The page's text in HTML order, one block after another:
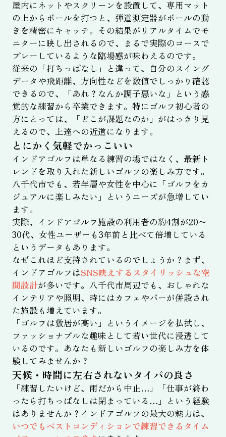
屋内にネットやスクリーンを設置して、専用マット
の上からボールを打つと、弾道測定器がボールの動
きを精密にキャッチ。その結果がリアルタイムでモ
ニターに映し出されるので、まるで実際のコースで
プレーしているような臨場感が味わえるのです。
従来の「打ちっぱなし」と違って、自分のスイング
データや飛距離、方向性などを数値でしっかり確認
できるので、「あれ？なんか調子悪いな」という感
覚的な練習から卒業できます。特にゴルフ初心者の
方にとっては、「どこが課題なのか」がはっきり見
えるので、上達への近道になります。
とにかく気軽でかっこいい
インドアゴルフは単なる練習の場ではなく、最新ト
レンドを取り入れた新しいゴルフの楽しみ方です。
八千代市でも、若年層や女性を中心に「ゴルフをカ
ジュアルに楽しみたい」というニーズが急増してい
ます。
実際、インドアゴルフ施設の利用者の約4割が20〜
30代、女性ユーザーも3年前と比べて倍増している
というデータもあります。
なぜこれほど支持されているのでしょうか？まず、
インドアゴルフはSNS映えするスタイリッシュな空
間設計が多いです。八千代市周辺でも、おしゃれな
インテリアや照明、時にはカフェやバーが併設され
た施設も増えています。
「ゴルフは敷居が高い」というイメージを払拭し、
ファッショナブルな趣味として若い世代に浸透して
いるのです。あなたも新しいゴルフの楽しみ方を体
験してみませんか？
天候・時間に左右されないタイパの良さ
「練習したいけど、雨だから中止…」「仕事が終わ
ったら打ちっぱなしは閉まっている…」という経験
はありませんか？インドアゴルフの最大の魅力は、
いつでもベストコンディションで練習できるタイム